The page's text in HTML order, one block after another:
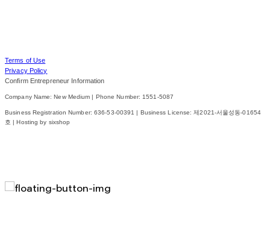
Terms of Use
Privacy Policy
Confirm Entrepreneur Information
Company Name: New Medium | Phone Number: 1551-5087
Business Registration Number: 636-53-00391 | Business License:제2021-서울성동-01654
호 | Hosting by sixshop